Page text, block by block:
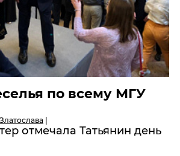
по всему МГУ
отмечала Татьянин день